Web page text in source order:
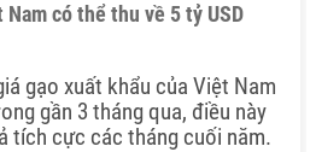
có thể thu về 5 tỷ USD
gạo xuất khẩu của Việt Nam
gần 3 tháng qua, điều này
tích cực các tháng cuối năm.